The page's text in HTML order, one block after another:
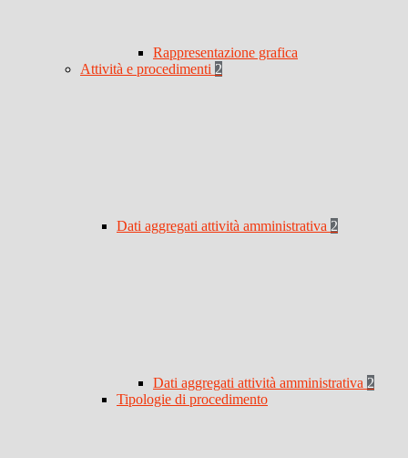
Rappresentazione grafica
Attività e procedimenti 2
Dati aggregati attività amministrativa 2
Dati aggregati attività amministrativa 2
Tipologie di procedimento